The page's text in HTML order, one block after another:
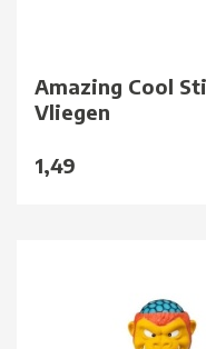
Amazing Cool
Vliegen
1,49